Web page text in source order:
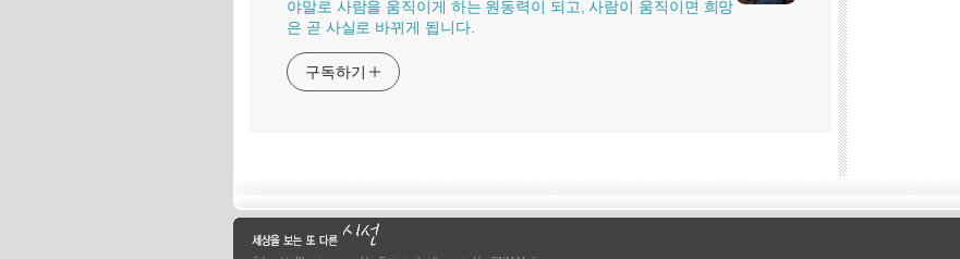
야말로 사람을 움직이게 하는 원동력이 되고, 사람이 움직이면 희망
은 곧 사실로 바뀌게 됩니다.
구독하기